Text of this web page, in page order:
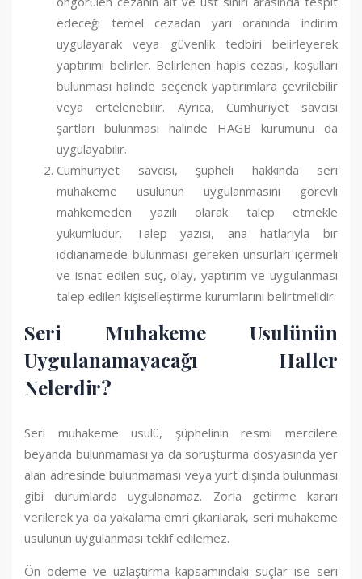
edeceği temel cezadan yarı oranında indirim
uygulayarak veya güvenlik tedbiri belirleyerek
yaptırımı belirler. Belirlenen hapis cezası, koşulları
bulunması halinde seçenek yaptırımlara çevrilebilir
veya ertelenebilir. Ayrıca, Cumhuriyet savcısı
şartları bulunması halinde HAGB kurumunu da
uygulayabilir.
Cumhuriyet savcısı, şüpheli hakkında seri
muhakeme usulünün uygulanmasını görevli
mahkemeden yazılı olarak talep etmekle
yükümlüdür. Talep yazısı, ana hatlarıyla bir
iddianamede bulunması gereken unsurları içermeli
ve isnat edilen suç, olay, yaptırım ve uygulanması
talep edilen kişiselleştirme kurumlarını belirtmelidir.
Seri Muhakeme Usulünün
Uygulanamayacağı Haller
Nelerdir?
Seri muhakeme usulü, şüphelinin resmi mercilere
beyanda bulunmaması ya da soruşturma dosyasında yer
alan adresinde bulunmaması veya yurt dışında bulunması
gibi durumlarda uygulanamaz. Zorla getirme kararı
verilerek ya da yakalama emri çıkarılarak, seri muhakeme
usulünün uygulanması teklif edilemez.
Ön ödeme ve uzlaştırma kapsamındaki suçlar ise seri